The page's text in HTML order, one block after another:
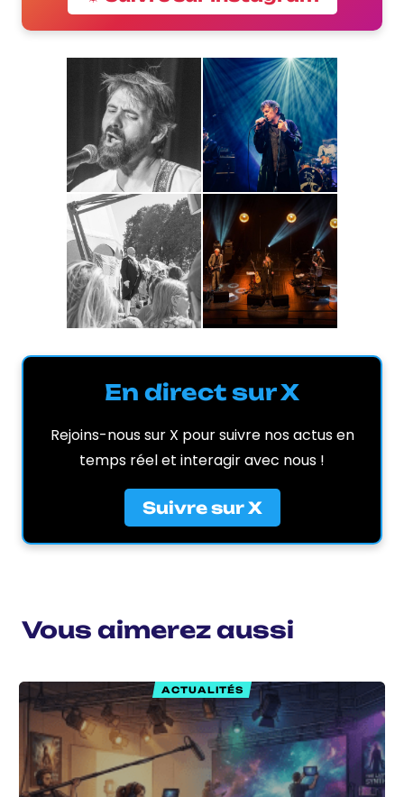
En direct sur X
Rejoins-nous sur X pour suivre nos actus en
temps réel et interagir avec nous !
Suivre sur X
Vous aimerez aussi
ACTUALITÉS